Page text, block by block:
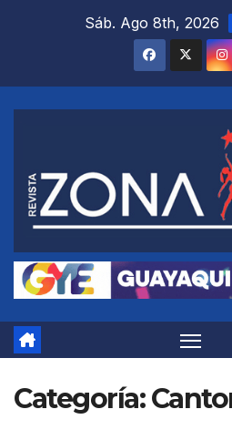
Sáb. Ago 8th, 2026
Categoría: